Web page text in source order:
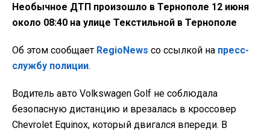
Необычное ДТП произошло в Тернополе 12 июня
около 08:40 на улице Текстильной в Тернополе
Об этом сообщает RegioNews со ссылкой на пресс-
службу полиции.
Водитель авто Volkswagen Golf не соблюдала
безопасную дистанцию и врезалась в кроссовер
Chevrolet Equinox, который двигался впереди. В